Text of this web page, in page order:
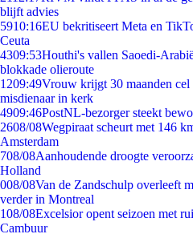
blijft advies
5910:16EU bekritiseert Meta en
Ceuta
4309:53Houthi's vallen Saoedi-
blokkade olieroute
1209:49Vrouw krijgt 30 maanden
misdienaar in kerk
4909:46PostNL-bezorger steekt
2608/08Wegpiraat scheurt met 146
Amsterdam
708/08Aanhoudende droogte
Holland
008/08Van de Zandschulp overleeft
verder in Montreal
108/08Excelsior opent seizoen met
Cambuur